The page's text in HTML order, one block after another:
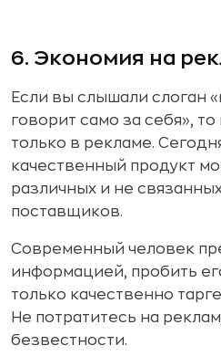
6. Экономия на
Если вы слышали слоган
говорит само за себя»,
только в рекламе.
качественный продукт
различных и не
поставщиков.
Современный человек
информацией, пробить
только качественно
Не потратитесь на
безвестности.